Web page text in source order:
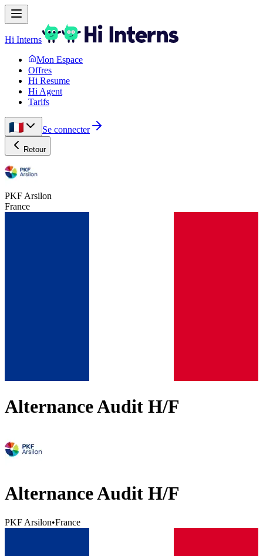
Hi Interns
Mon Espace
Offres
Hi Resume
Hi Agent
Tarifs
Se connecter
Retour
PKF Arsilon
France
Alternance Audit H/F
Alternance Audit H/F
PKF Arsilon•France